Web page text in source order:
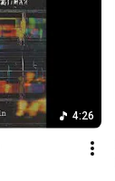
4:26